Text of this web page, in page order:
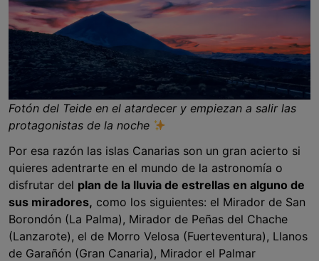
Fotón del Teide en el atardecer y empiezan a salir las
protagonistas de la noche
Por esa razón las islas Canarias son un gran acierto si
quieres adentrarte en el mundo de la astronomía o
disfrutar del plan de la lluvia de estrellas en alguno de
sus miradores, como los siguientes: el Mirador de San
Borondón (La Palma), Mirador de Peñas del Chache
(Lanzarote), el de Morro Velosa (Fuerteventura), Llanos
de Garañón (Gran Canaria), Mirador el Palmar